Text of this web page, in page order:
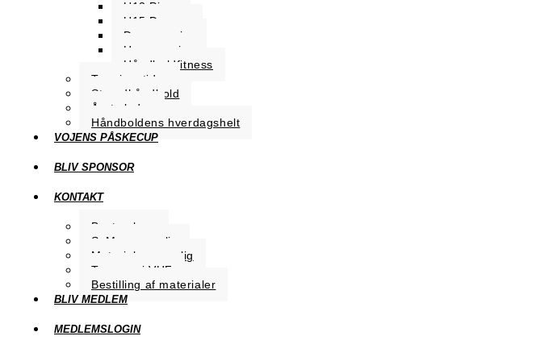
U13 Piger
U15 Drenge
Dame senior
Herre senior
Håndboldfitness
Træningstider
Strandhåndbold
Årets leder
Håndboldens hverdagshelt
VOJENS PÅSKECUP
BLIV SPONSOR
KONTAKT
Bestyrelsen
SoMe-ansvarlig
Materialeansvarlig
Trænere i VHF
Bestilling af materialer
BLIV MEDLEM
MEDLEMSLOGIN